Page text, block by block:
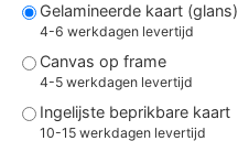
Gelamineerde kaart (glans)
4-6 werkdagen levertijd
Canvas op frame
4-5 werkdagen levertijd
Ingelijste beprikbare kaart
10-15 werkdagen levertijd